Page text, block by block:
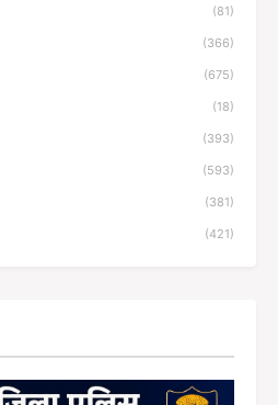
(81)
(366)
(675)
(18)
(393)
(593)
(381)
(421)